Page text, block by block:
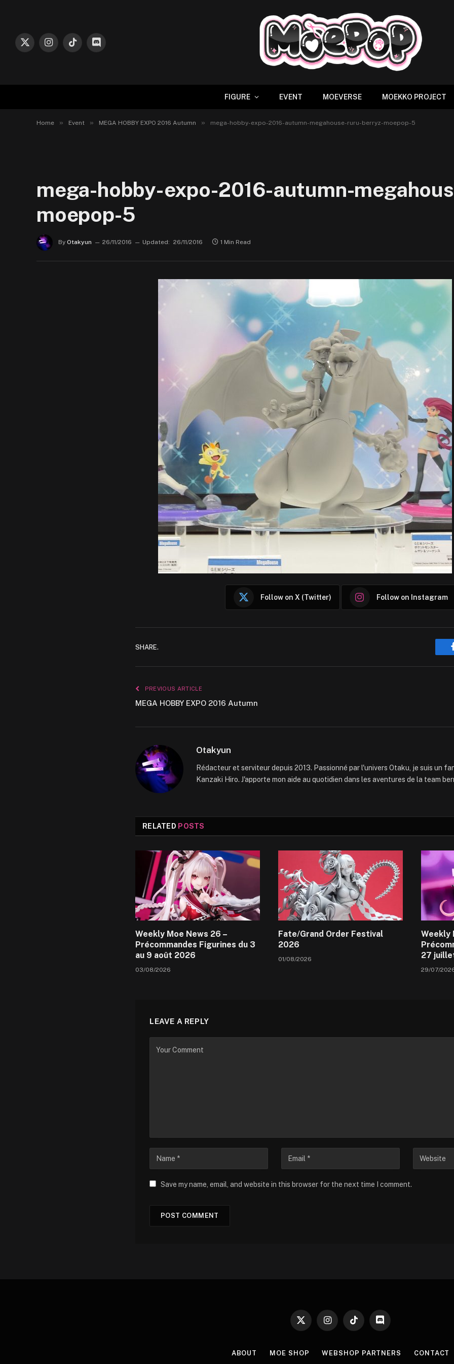
X
InstagramTikTokDiscord
FIGURE EVENT MOEVERSE MOEKKO PROJECT
Home » Event » MEGA HOBBY EXPO 2016 Autumn » mega-hobby-expo-2016-autumn-megahouse-ruru-berryz-moepop-5
mega-hobby-expo-2016-autumn-
moepop-5
By Otakyun 26/11/2016 Updated: 26/11/2016 1 Min Read
Follow on X (Twitter) Follow on Instagram
SHARE.
PREVIOUS ARTICLE
MEGA HOBBY EXPO 2016 Autumn
Otakyun
Rédacteur et serviteur depuis 2013. Passionné par l'univers Otaku, je suis un
Kanzaki Hiro. J'apporte mon aide au quotidien dans les aventures de la team
RELATED POSTS
Weekly Moe News 26 –
Précommandes Figurines du 3
au 9 août 2026
03/08/2026
Fate/Grand Order Festival
2026
01/08/2026
Weekly
27
29/07/
LEAVE A REPLY
Save my name, email, and website in this browser for the next time I comment.
X
InstagramTikTok Discord
ABOUT MOE SHOP WEBSHOP PARTNERS CONTACT